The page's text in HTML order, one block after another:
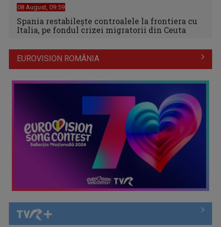
08 August, 09:59
Spania restabileşte controalele la frontiera cu
Italia, pe fondul crizei migratorii din Ceuta
EUROVISION ROMÂNIA